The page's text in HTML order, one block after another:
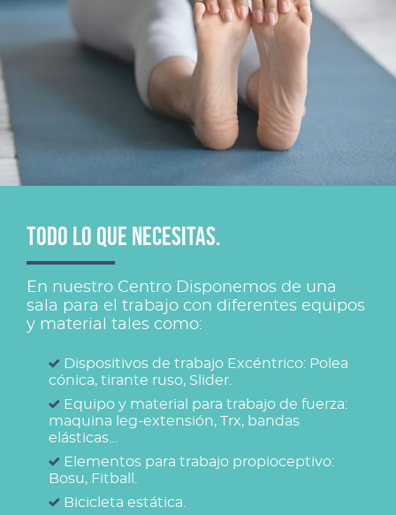
TODO LO QUE NECESITAS.
En nuestro Centro Disponemos de una
sala para el trabajo con diferentes equipos
y material tales como:
Dispositivos de trabajo Excéntrico: Polea
cónica, tirante ruso, Slider.
Equipo y material para trabajo de fuerza:
maquina leg-extensión, Trx, bandas
elásticas…
Elementos para trabajo propioceptivo:
Bosu, Fitball.
Bicicleta estática.